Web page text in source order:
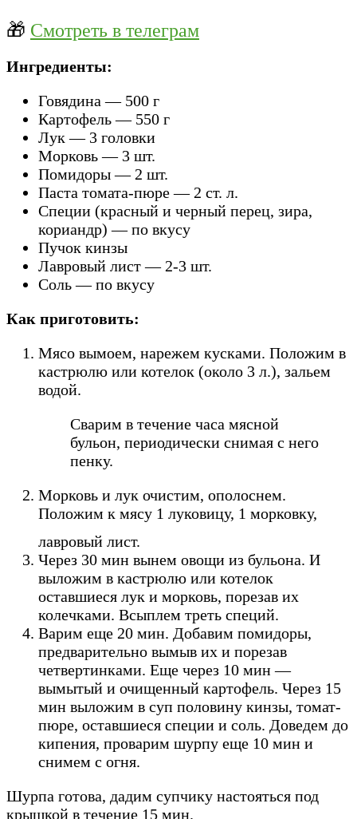
🎁 Смотреть в телеграм
Ингредиенты:
Говядина — 500 г
Картофель — 550 г
Лук — 3 головки
Морковь — 3 шт.
Помидоры — 2 шт.
Паста томата-пюре — 2 ст. л.
Специи (красный и черный перец, зира,
кориандр) — по вкусу
Пучок кинзы
Лавровый лист — 2-3 шт.
Соль — по вкусу
Как приготовить:
Мясо вымоем, нарежем кусками. Положим в
кастрюлю или котелок (около 3 л.), зальем
водой.
Сварим в течение часа мясной
бульон, периодически снимая с него
пенку.
Морковь и лук очистим, ополоснем.
Положим к мясу 1 луковицу, 1 морковку,
лавровый лист.
Через 30 мин вынем овощи из бульона. И
выложим в кастрюлю или котелок
оставшиеся лук и морковь, порезав их
колечками. Всыплем треть специй.
Варим еще 20 мин. Добавим помидоры,
предварительно вымыв их и порезав
четвертинками. Еще через 10 мин —
вымытый и очищенный картофель. Через 15
мин выложим в суп половину кинзы, томат-
пюре, оставшиеся специи и соль. Доведем до
кипения, проварим шурпу еще 10 мин и
снимем с огня.
Шурпа готова, дадим супчику настояться под
крышкой в течение 15 мин.